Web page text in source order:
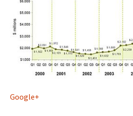
Google+